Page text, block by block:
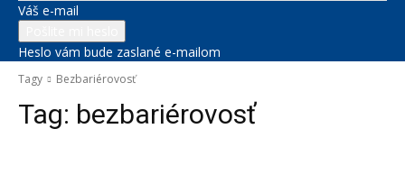
Váš e-mail
Heslo vám bude zaslané e-mailom
Tagy Bezbariérovosť
Tag: bezbariérovosť